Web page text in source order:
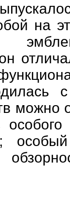
на
можно